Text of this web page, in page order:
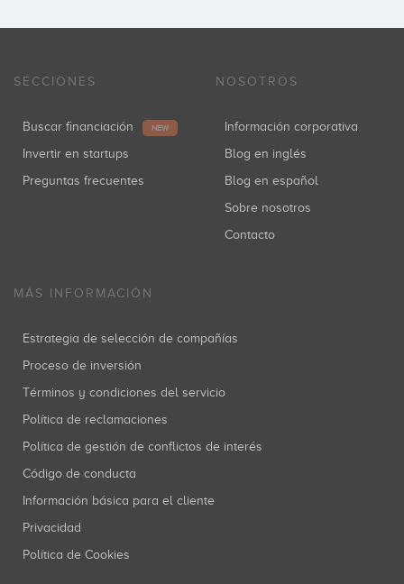
SECCIONES
Buscar financiación NEW
Invertir en startups
Preguntas frecuentes
NOSOTROS
Información corporativa
Blog en inglés
Blog en español
Sobre nosotros
Contacto
MÁS INFORMACIÓN
Estrategia de selección de compañías
Proceso de inversión
Términos y condiciones del servicio
Política de reclamaciones
Política de gestión de conflictos de interés
Código de conducta
Información básica para el cliente
Privacidad
Política de Cookies